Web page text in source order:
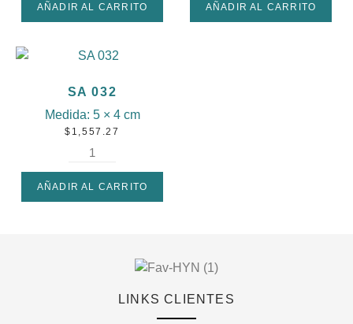
AÑADIR AL CARRITO AÑADIR AL CARRITO
SA 032
Medida: 5 × 4 cm
$ 1,557.27
AÑADIR AL CARRITO
LINKS CLIENTES